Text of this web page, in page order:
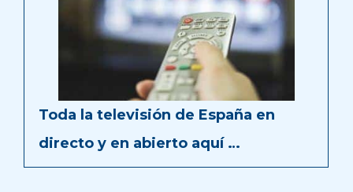
Toda la televisión de España en
directo y en abierto aquí …